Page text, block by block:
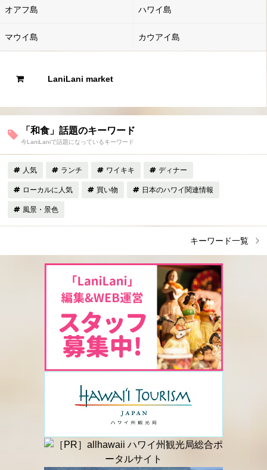
オアフ島 ハワイ島
マウイ島 カウアイ島
LaniLani market
「和食」話題のキーワード
今LaniLaniで話題になっているキーワード
人気 ランチ ワイキキ ディナー
ローカルに人気 買い物 日本のハワイ関連情報
風景・景色
キーワード一覧